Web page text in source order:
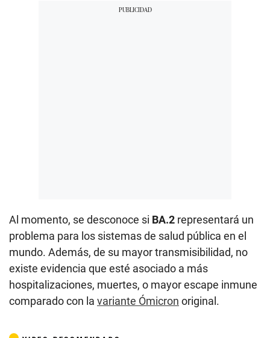
Al momento, se desconoce si BA.2 representará un
problema para los sistemas de salud pública en el
mundo. Además, de su mayor transmisibilidad, no
existe evidencia que esté asociado a más
hospitalizaciones, muertes, o mayor escape inmune
comparado con la variante Ómicron original.